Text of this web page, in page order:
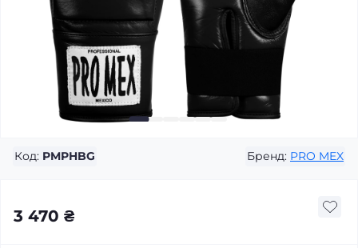
Код: PMPHBG Бренд: PRO MEX
3 470 ₴